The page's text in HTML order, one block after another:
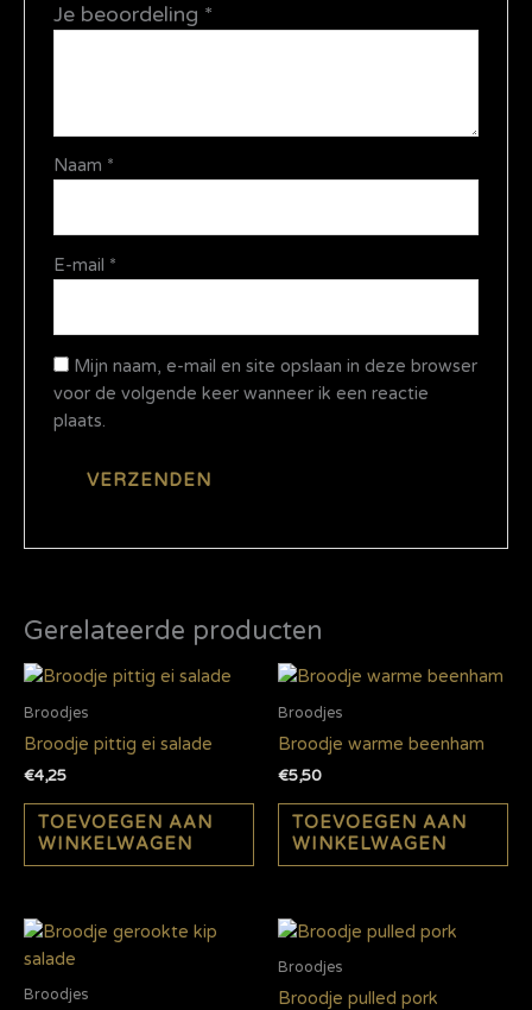
Je beoordeling *
Naam *
E-mail *
Mijn naam, e-mail en site opslaan in deze browser
voor de volgende keer wanneer ik een reactie
plaats.
Gerelateerde producten
Broodjes
Broodje pittig ei salade
€4,25
TOEVOEGEN AAN
WINKELWAGEN
Broodjes
Broodje warme beenham
€5,50
TOEVOEGEN AAN
WINKELWAGEN
Broodjes
Broodjes
Broodje pulled pork